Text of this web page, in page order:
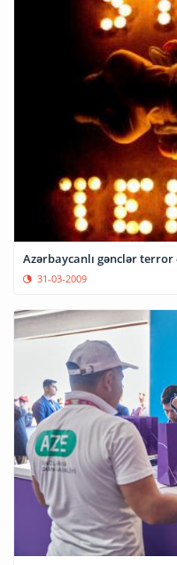
Azərbaycanlı gənclər
31-03-2009